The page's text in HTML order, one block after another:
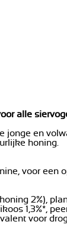
alle
jonge en
honing.
voor een
2%),
1,3%*,
voor